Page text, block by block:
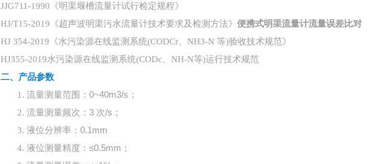
JJG711-1990《明渠堰槽流量计试行检定规程》
HJ/T15-2019《超声波明渠污水流量计技术要求及检测方法》便携式明渠流量计流量误差比对
HJ 354-2019《水污染源在线监测系统(CODCr、NH3-N 等)验收技术规范》
HJ355-2019水污染源在线监测系统(CODc、NH-N等)运行技术规范
二、产品参数
1.流量测量范围：0~40m3/s；
2.流量测量频次：3 次/s；
3.液位分辨率：0.1mm
4.液位测量精度：≤0.5mm；